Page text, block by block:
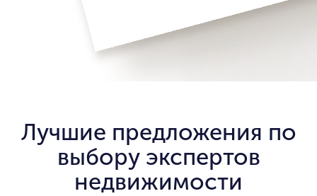
Лучшие предложения по
выбору экспертов
недвижимости